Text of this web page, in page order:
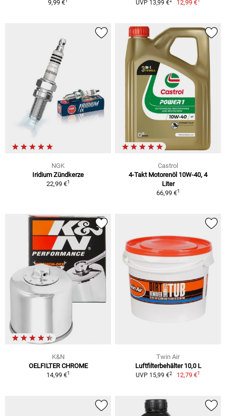
9,99 € UVP 13,99 € 12,99 €
NGK
Iridium Zündkerze
22,99 €1
Castrol
4-Takt Motorenöl 10W-40, 4
Liter
66,99 €1
K&N
OELFILTER CHROME
14,99 €1
Twin Air
Luftfilterbehälter 10,0 L
UVP 15,99 €2 12,79 €1